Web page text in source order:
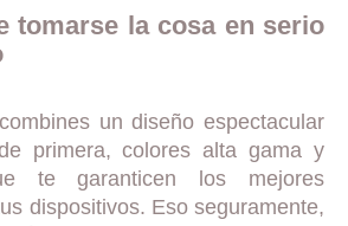
tomarse la cosa en serio
un diseño espectacular
primera, colores alta gama y
te garanticen los mejores
dispositivos. Eso seguramente,